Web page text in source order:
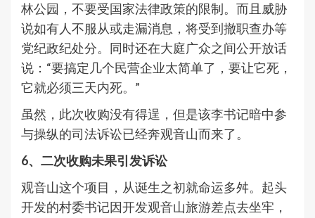
林公园，不要受国家法律政策的限制。而且威胁
说如有人不服从或走漏消息，将受到撤职查办等
党纪政纪处分。同时还在大庭广众之间公开放话
说：“要搞定几个民营企业太简单了，要让它死，
它就必须三天内死。”
虽然，此次收购没有得逞，但是该李书记暗中参
与操纵的司法诉讼已经奔观音山而来了。
6、二次收购未果引发诉讼
观音山这个项目，从诞生之初就命运多舛。起头
开发的村委书记因开发观音山旅游差点去坐牢，